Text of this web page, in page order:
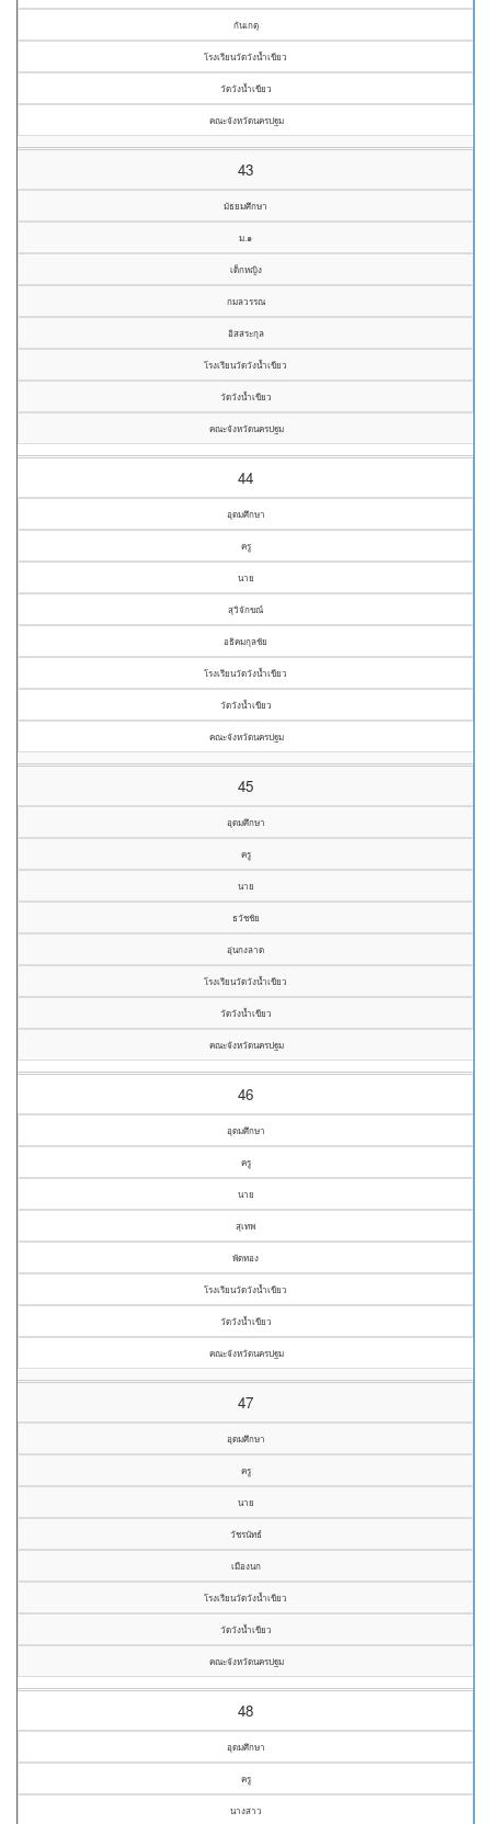
กันเกตุ
โรงเรียนวัดวังน้ำเขียว
วัดวังน้ำเขียว
คณะจังหวัดนครปฐม
43
มัธยมศึกษา
ม.๑
เด็กหญิง
กมลวรรณ
อิสสระกุล
โรงเรียนวัดวังน้ำเขียว
วัดวังน้ำเขียว
คณะจังหวัดนครปฐม
44
อุดมศึกษา
ครู
นาย
สุวิจักขณ์
อธิคมกุลชัย
โรงเรียนวัดวังน้ำเขียว
วัดวังน้ำเขียว
คณะจังหวัดนครปฐม
45
อุดมศึกษา
ครู
นาย
ธวัชชัย
อุ่นกงลาด
โรงเรียนวัดวังน้ำเขียว
วัดวังน้ำเขียว
คณะจังหวัดนครปฐม
46
อุดมศึกษา
ครู
นาย
สุเทพ
พัดทอง
โรงเรียนวัดวังน้ำเขียว
วัดวังน้ำเขียว
คณะจังหวัดนครปฐม
47
อุดมศึกษา
ครู
นาย
วัชรนัทธ์
เมืองนก
โรงเรียนวัดวังน้ำเขียว
วัดวังน้ำเขียว
คณะจังหวัดนครปฐม
48
อุดมศึกษา
ครู
นางสาว